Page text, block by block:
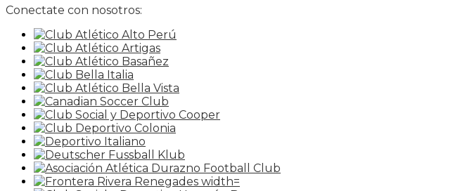
Conectate con nosotros: